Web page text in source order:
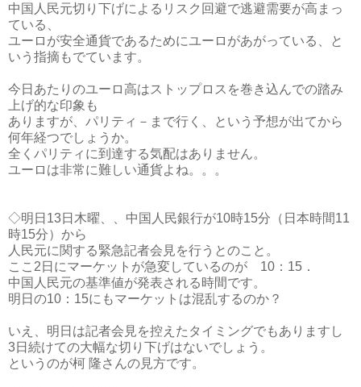
中国人民元切り下げによるリスク回避で逃避需要が高まっ
ている、
ユーロが安全通貨であるためにユーロがあがっている、と
いう指摘もでています。
今日あたりのユーロ高はストップロスを巻き込んでの踏み
上げ的な印象も
ありますが、パリティ－まで行く、という予想が出てから
何年経つでしょうか。
全くパリティに到達する気配はありません。
ユーロは非常に難しい通貨よね。。。
◇明日13日木曜、、中国人民銀行が10時15分（日本時間11
時15分）から
人民元に関する緊急記者会見を行うとのこと。
ここ2日にマーケットが急変しているのが 10：15．
中国人民元の基準値が発表される時間です。
明日の10：15にもマーケットは混乱するのか？
いえ、明日は記者会見を控えたタイミングでもありますし
3日続けての大幅な切り下げはないでしょう。
というのが柯 隆さんの見方です。